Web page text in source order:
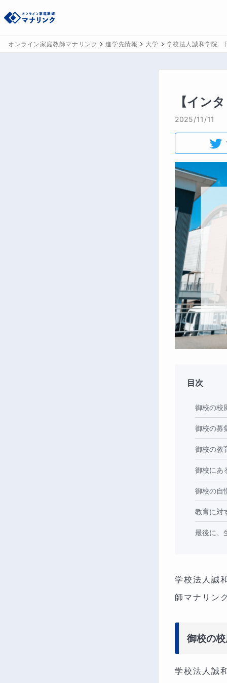
オンライン家庭教師マナリンク 進学先情報 大学 学校法人誠和学院
【イン
2025/11/11
目次
御校の校
御校の募
御校の教
御校にあ
御校の自
教育に対
最後に、
学校法人誠
師マナリン
御校の
学校法人誠